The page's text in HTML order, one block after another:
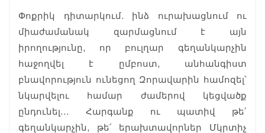
Փոքրիկ դիտարկում. ինձ ուրախացնում ու
միաժամանակ զարմացնում է այն
իրողությունը, որ բուլղար գեղանկարչին
հաջողվել է ըմբոստ, անհանգիստ
բնավորություն ունեցող Զորավարին համոզել՝
նկարվելու համար ժամերով կեցվածք
ընդունել… Հարգանք ու պատիվ թե՛
գեղանկարչին, թե՛ երախտավորներ Մկրտիչ